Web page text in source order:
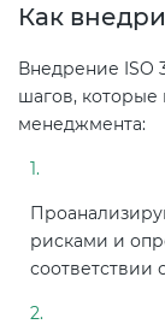
Как
Внедрение ISO
шагов, которые
менеджмента:
рисками и
соответствии